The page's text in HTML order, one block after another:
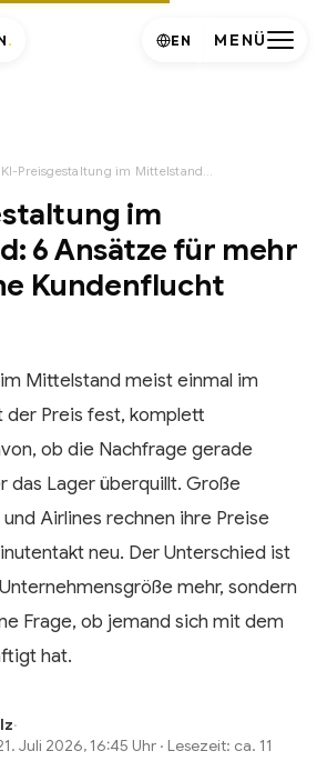
im
6 Ansätze für mehr
Kundenflucht
der Preis fest, komplett
ob die Nachfrage gerade
das Lager überquillt. Große
Airlines rechnen ihre Preise
neu. Der Unterschied ist
mehr, sondern
Frage, ob jemand sich mit dem
hat.
·
Juli 2026, 16:45 Uhr · Lesezeit: ca. 11
. MENÜ
EN